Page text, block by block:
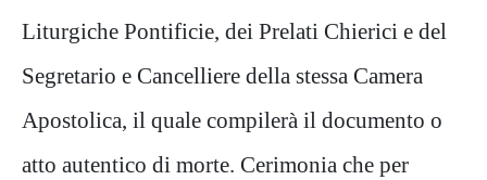
Liturgiche Pontificie, dei Prelati Chierici e del
Segretario e Cancelliere della stessa Camera
Apostolica, il quale compilerà il documento o
atto autentico di morte. Cerimonia che per